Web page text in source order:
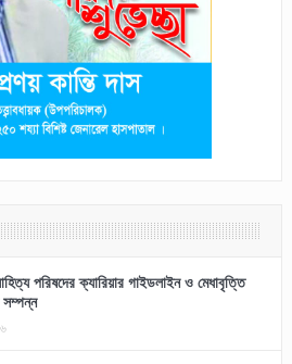
পরিষদের ক্যারিয়ার গাইডলাইন ও মেধাবৃত্তি
সম্পন্ন